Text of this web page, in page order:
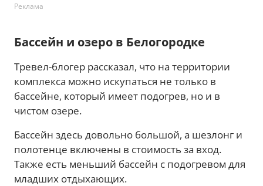
Реклама
Бассейн и озеро в Белогородке
Тревел-блогер рассказал, что на территории
комплекса можно искупаться не только в
бассейне, который имеет подогрев, но и в
чистом озере.
Бассейн здесь довольно большой, а шезлонг и
полотенце включены в стоимость за вход.
Также есть меньший бассейн с подогревом для
младших отдыхающих.